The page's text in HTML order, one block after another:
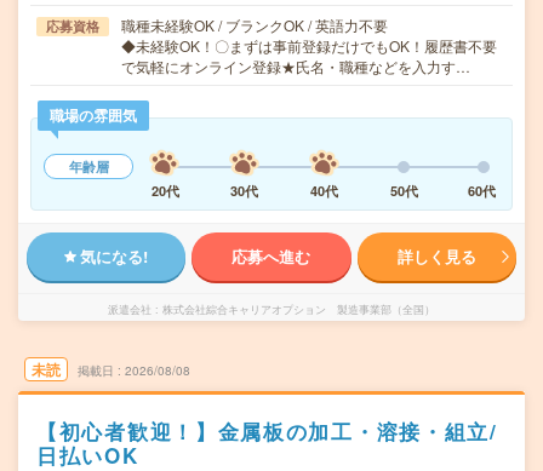
応募資格
職種未経験OK / ブランクOK / 英語力不要
◆未経験OK！〇まずは事前登録だけでもOK！履歴書不要
で気軽にオンライン登録★氏名・職種などを入力す…
職場の雰囲気
年齢層
20代
30代 40代 50代 60代
気になる! 応募へ進む 詳しく見る
派遣会社 株式会社綜合キャリアオプション 製造事業部（全国）
未読 掲載日 2026/08/08
【初心者歓迎！】金属板の加工・溶接・組立/
日払いOK